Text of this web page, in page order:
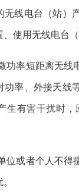
无线电台（站）
使用无线电台（
功率短距离无线
功率、外接天线
生有害干扰时
位或者个人不得